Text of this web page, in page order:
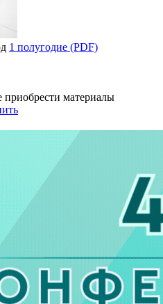
1 полугодие (PDF)
материалы